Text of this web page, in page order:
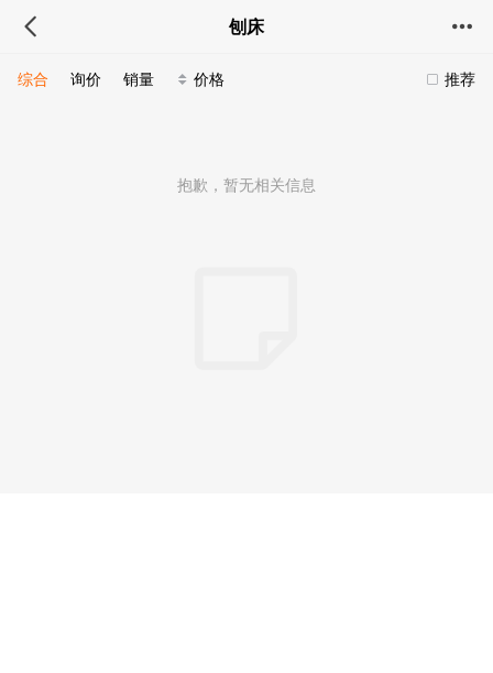
刨床
推荐
综合 询价 销量 价格
抱歉，暂无相关信息